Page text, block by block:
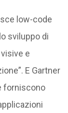
low-code
sviluppo di
e
E Gartner
forniscono